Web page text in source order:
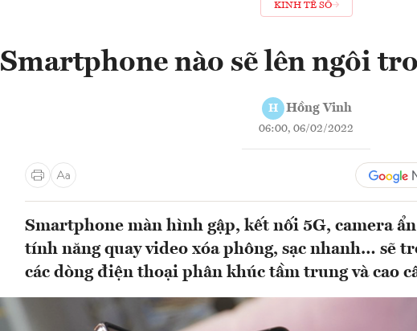
KINH TẾ SỐ
Smartphone nào sẽ lên ngôi
H Hồng Vinh
06:00, 06/02/2022
Smartphone màn hình gập, kết nối 5G, camera
tính năng quay video xóa phông, sạc nhanh… sẽ
các dòng điện thoại phân khúc tầm trung và cao